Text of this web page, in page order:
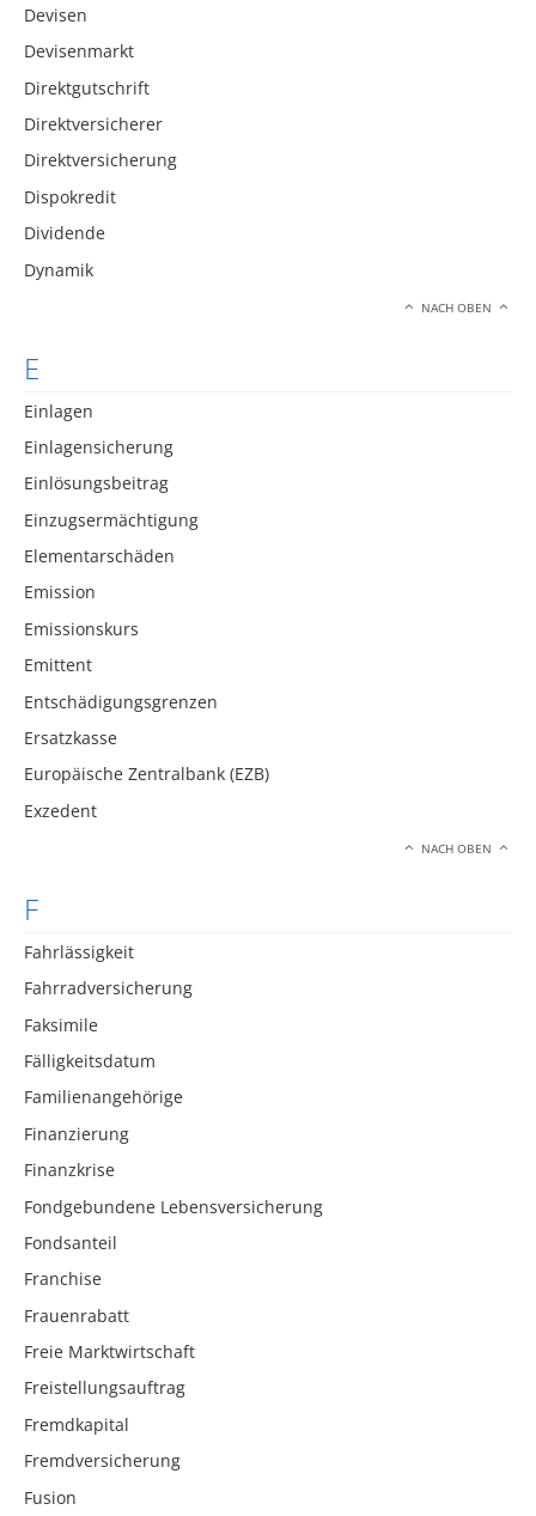
Devisen
Devisenmarkt
Direktgutschrift
Direktversicherer
Direktversicherung
Dispokredit
Dividende
Dynamik
NACH OBEN
E
Einlagen
Einlagensicherung
Einlösungsbeitrag
Einzugsermächtigung
Elementarschäden
Emission
Emissionskurs
Emittent
Entschädigungsgrenzen
Ersatzkasse
Europäische Zentralbank (EZB)
Exzedent
NACH OBEN
F
Fahrlässigkeit
Fahrradversicherung
Faksimile
Fälligkeitsdatum
Familienangehörige
Finanzierung
Finanzkrise
Fondgebundene Lebensversicherung
Fondsanteil
Franchise
Frauenrabatt
Freie Marktwirtschaft
Freistellungsauftrag
Fremdkapital
Fremdversicherung
Fusion